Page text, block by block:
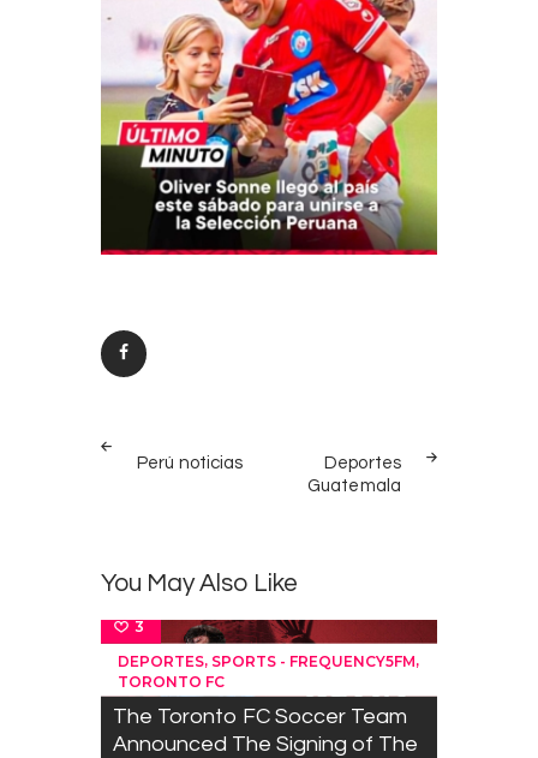
Post
navigation
POST
Perú noticias
POST
Deportes
Guatemala
You May Also Like
3
DEPORTES, SPORTS - FREQUENCY5FM,
TORONTO FC
The Toronto FC Soccer Team
Announced The Signing of The